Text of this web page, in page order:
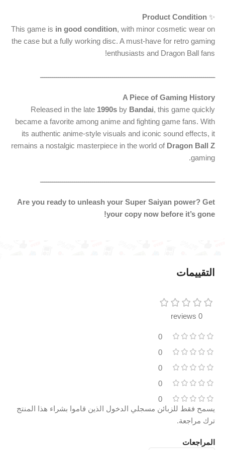
✨
Product Condition
This game is in good condition, with minor cosmetic wear on
the case but a fully working disc. A must-have for retro gaming
enthusiasts and Dragon Ball fans!
ـــــــــــــــــــــــــــــــــــــــــــــــــــــــــــــــــــــــــــــــــــــــ
A Piece of Gaming History
Released in the late 1990s by Bandai, this game quickly
became a favorite among anime and fighting game fans. With
its authentic anime-style visuals and iconic sound effects, it
remains a nostalgic masterpiece in the world of Dragon Ball Z
gaming.
ـــــــــــــــــــــــــــــــــــــــــــــــــــــــــــــــــــــــــــــــــــــــ
Are you ready to unleash your Super Saiyan power? Get
your copy now before it’s gone!
التقييمات
0 reviews
0
0
0
0
0
المراجعات
يسمح فقط للزبائن مسجلي الدخول الذين قاموا بشراء هذا المنتج
ترك مراجعة.